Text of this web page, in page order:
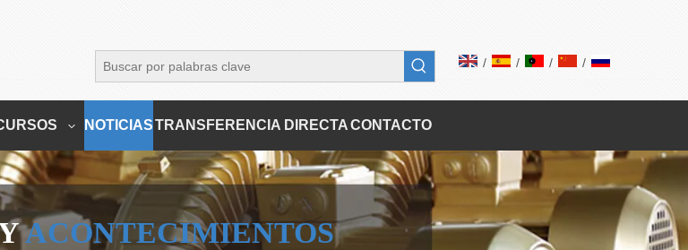
/ / / /
NOTICIASTRANSFERENCIA DIRECTACONTACTO
ACONTECIMIENTOS